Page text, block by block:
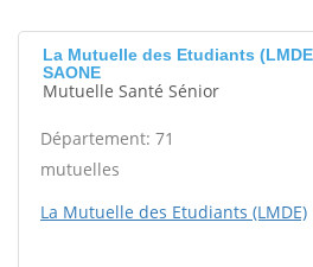
La Mutuelle des Etudiants
SAONE
Mutuelle Santé Sénior
Département: 71
mutuelles
La Mutuelle des Etudiants (LMDE)